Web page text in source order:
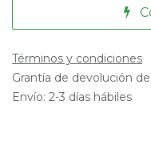
Términos y condiciones
Grantía de devolución
Envío: 2-3 días hábiles